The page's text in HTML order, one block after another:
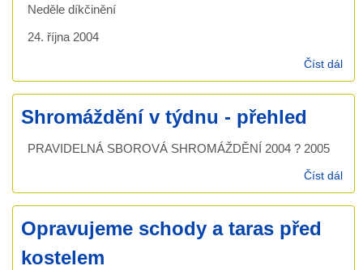
Neděle díkčinění
24. října 2004
Číst dál
Shromáždění v týdnu - přehled
PRAVIDELNÁ SBOROVÁ SHROMÁŽDĚNÍ 2004 ? 2005
Číst dál
v
Opravujeme schody a taras před
kostelem